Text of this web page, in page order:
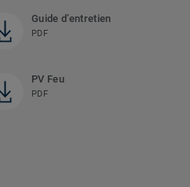
Guide d’entretien
PDF
PV Feu
PDF